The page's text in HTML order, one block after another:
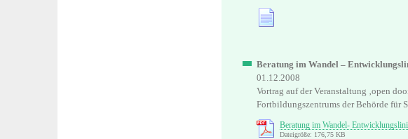
Beratung im Wandel –
01.12.2008
Vortrag auf der Veranstaltung ‚open
Fortbildungszentrums der Behörde für
Beratung im Wandel-
Dateigröße: 176,75 KB